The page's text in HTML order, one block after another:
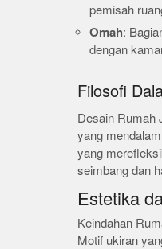
pemisah
Omah:
dengan
Filosofi
Desain Rumah
yang
yang
seimbang dan
Estetika
Keindahan
Motif ukiran